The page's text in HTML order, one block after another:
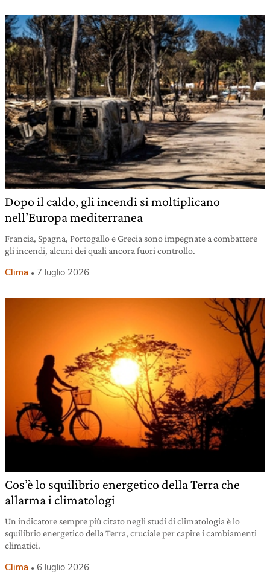
Dopo il caldo, gli incendi si moltiplicano
nell’Europa mediterranea
Francia, Spagna, Portogallo e Grecia sono impegnate a combattere
gli incendi, alcuni dei quali ancora fuori controllo.
Clima 7 luglio 2026
Cos’è lo squilibrio energetico della Terra che
allarma i climatologi
Un indicatore sempre più citato negli studi di climatologia è lo
squilibrio energetico della Terra, cruciale per capire i cambiamenti
climatici.
Clima 6 luglio 2026